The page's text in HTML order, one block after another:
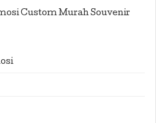
Custom Murah Souvenir